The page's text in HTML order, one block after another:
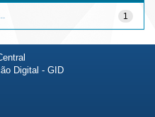
1
Digital - GID